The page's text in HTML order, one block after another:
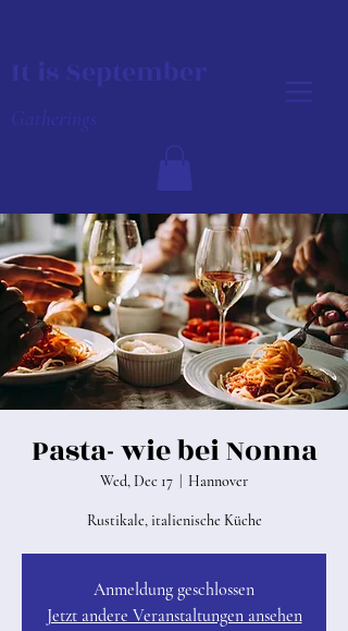
It is September
Gatherings
Pasta- wie bei Nonna
Wed, Dec 17 Hannover
Rustikale, italienische Küche
Anmeldung geschlossen
Jetzt andere Veranstaltungen ansehen